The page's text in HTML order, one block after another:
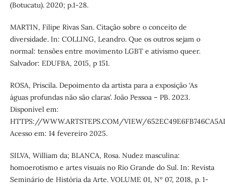
(Botucatu). 2020; p.1-28.
MARTIN, Filipe Rivas San. Citação sobre o conceito de
diversidade. In: COLLING, Leandro. Que os outros sejam o
normal: tensões entre movimento LGBT e ativismo queer.
Salvador: EDUFBA, 2015, p 151.
ROSA, Priscila. Depoimento da artista para a exposição ‘As
águas profundas não são claras’. João Pessoa – PB. 2023.
Disponível em:
HTTPS://WWW.ARTSTEPS.COM/VIEW/
Acesso em: 14 fevereiro 2025.
SILVA, William da; BLANCA, Rosa. Nudez masculina:
homoerotismo e artes visuais no Rio Grande do Sul. In: Revista
Seminário de História da Arte. VOLUME 01, Nº 07, 2018, p. 1-